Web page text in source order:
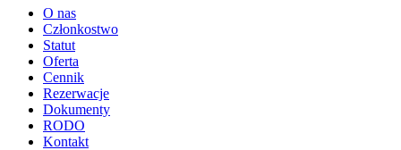
O nas
Członkostwo
Statut
Oferta
Cennik
Rezerwacje
Dokumenty
RODO
Kontakt